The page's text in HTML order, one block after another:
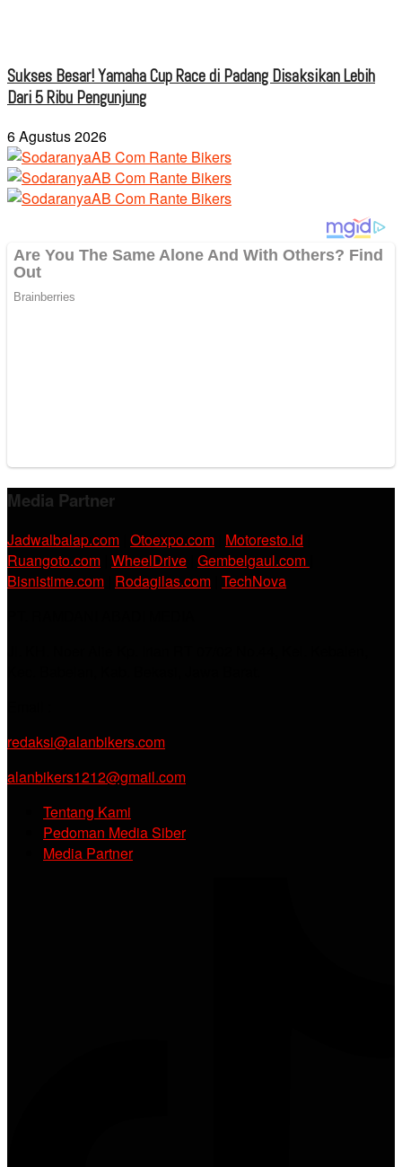
Sukses Besar! Yamaha Cup Race di Padang Disaksikan Lebih
Dari 5 Ribu Pengunjung
6 Agustus 2026
Media Partner
Jadwalbalap.com Otoexpo.com Motoresto.id
Ruangoto.com WheelDrive Gembelgaul.com
Bisnistime.com Rodagilas.com TechNova
redaksi@alanbikers.com
alanbikers1212@gmail.com
Tentang Kami
Pedoman Media Siber
Media Partner